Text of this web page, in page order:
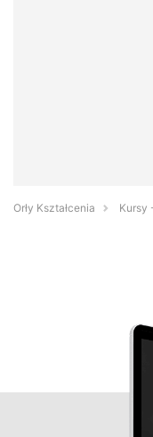
Orły Kształcenia Kursy